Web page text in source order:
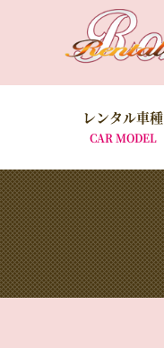
レンタル車種
CAR MODEL